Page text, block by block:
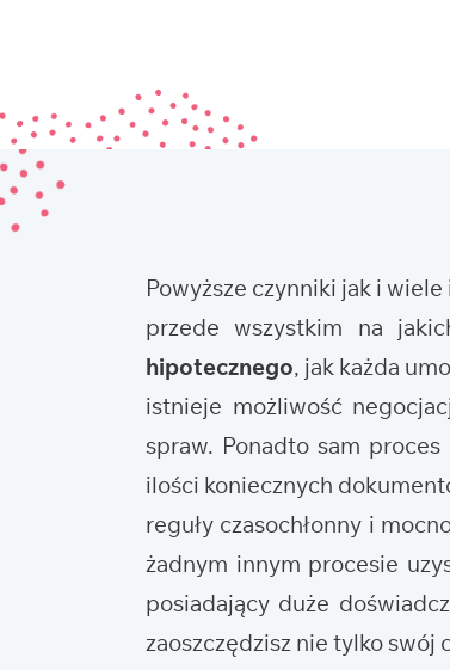
Powyższe czynniki jak i
przede wszystkim na
hipotecznego, jak każda
istnieje możliwość
spraw. Ponadto sam
ilości koniecznych
reguły czasochłonny i
żadnym innym procesie
posiadający duże
zaoszczędzisz nie tylko swój